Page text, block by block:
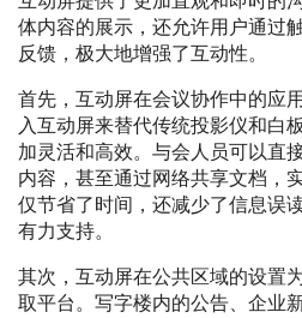
体内容的展示，还允许用户通过
反馈，极大地增强了互动性。
首先，互动屏在会议协作中的应
入互动屏来替代传统投影仪和白
加灵活和高效。与会人员可以直
内容，甚至通过网络共享文档，
仅节省了时间，还减少了信息误
有力支持。
其次，互动屏在公共区域的设置
取平台。写字楼内的公告、企业